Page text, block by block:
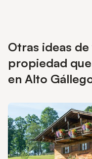
Otras ideas
propiedad
en Alto